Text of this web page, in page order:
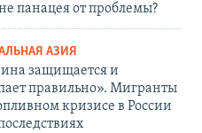
панацея от проблемы?
АЗИЯ
защищается и
правильно». Мигранты
кризисе в России